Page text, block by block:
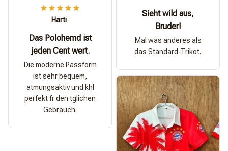
Sieht wild aus,
Bruder!
Mal was anderes als
das Standard-Trikot.
Harti
Das Polohemd ist
jeden Cent wert.
Die moderne Passform
ist sehr bequem,
atmungsaktiv und khl
perfekt fr den tglichen
Gebrauch.